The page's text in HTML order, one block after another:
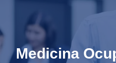
Medicina